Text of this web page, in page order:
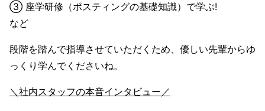
③ 座学研修（ポスティングの基礎知識）で学ぶ!
など
段階を踏んで指導させていただくため、優しい先輩からゆ
っくり学んでくださいね。
＼社内スタッフの本音インタビュー／